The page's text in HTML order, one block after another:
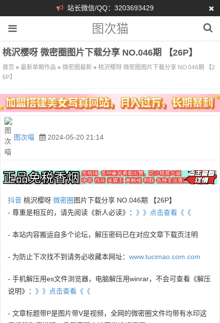
站长微信/QQ：3203693429
图次猫
桃沢樱呀 微密圈图片下载分享 NO.046期 【26P】
首页 » 最新单期作品 » 微密圈最新 » 桃沢樱呀 微密圈图片下载分享 NO.046期 【2
6P】
图次喵 2024-05-20 21:14
抖音 桃沢樱呀 微密圈 图片下载分享 NO.046期 【26P】
- 尊重是相互的，请先阅读《新人必读》： 》》点击查看《《
- 本站内容搬运自多个论坛，解压密码已在对应文章下载页注明
- 为防止下次找不到请务必收藏本网址： www.tucimao.com.com
- 手机解压用es文件浏览器，电脑解压用winrar，不会可查看《解压
说明》： 》》点击查看《《
- 文章标题带P是图片带V是视频，全网的微密圈文件均带有水印这